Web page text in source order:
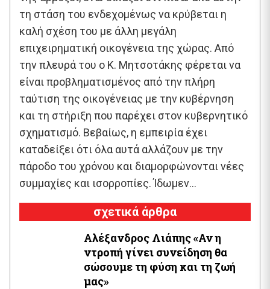
τη στάση του ενδεχομένως να κρύβεται η
καλή σχέση του με άλλη μεγάλη
επιχειρηματική οικογένεια της χώρας. Από
την πλευρά του ο Κ. Μητσοτάκης φέρεται να
είναι προβληματισμένος από την πλήρη
ταύτιση της οικογένειας με την κυβέρνηση
και τη στήριξη που παρέχει στον κυβερνητικό
σχηματισμό. Βεβαίως, η εμπειρία έχει
καταδείξει ότι όλα αυτά αλλάζουν με την
πάροδο του χρόνου και διαμορφώνονται νέες
συμμαχίες και ισορροπίες. Ίδωμεν…
σχετικά άρθρα
Αλέξανδρος Λιάπης «Αν η
ντροπή γίνει συνείδηση θα
σώσουμε τη φύση και τη ζωή
μας»